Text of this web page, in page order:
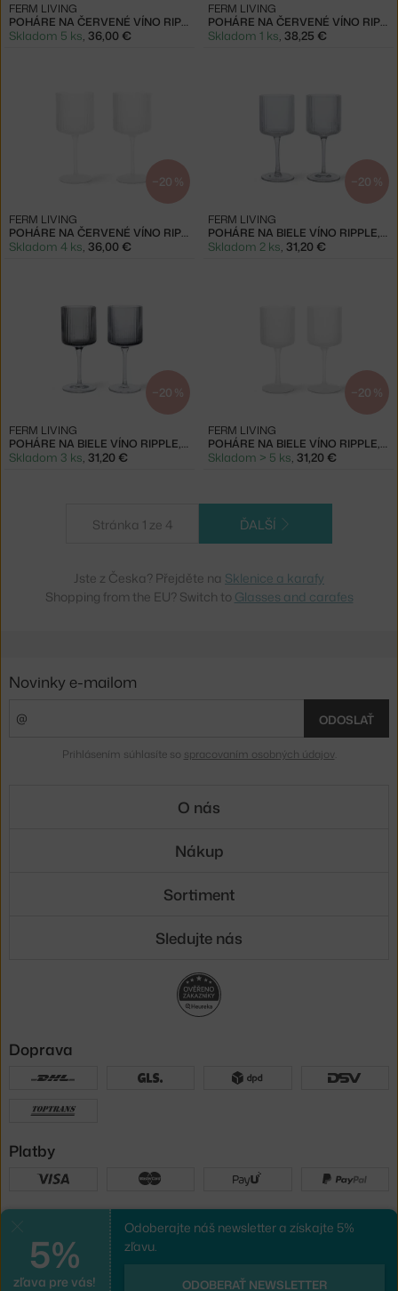
POHÁRE NA ČERVENÉ VÍNO RIPPLE, CLEAR
FERM LIVING
Skladom 5 ks, 36,00 €
POHÁRE NA ČERVENÉ VÍNO RIPPLE, SMOKED GREY
FERM LIVING
Skladom 1 ks, 38,25 €
−20 %
POHÁRE NA ČERVENÉ VÍNO RIPPLE, FROSTED
FERM LIVING
Skladom 4 ks, 36,00 €
−20 %
POHÁRE NA BIELE VÍNO RIPPLE, CLEAR
FERM LIVING
Skladom 2 ks, 31,20 €
−20 %
POHÁRE NA BIELE VÍNO RIPPLE, SMOKED GREY
FERM LIVING
Skladom 3 ks, 31,20 €
−20 %
POHÁRE NA BIELE VÍNO RIPPLE, FROSTED
FERM LIVING
Skladom > 5 ks, 31,20 €
Stránka 1 ze 4 ĎALŠÍ
Jste z Česka? Přejděte na Sklenice a karafy
Shopping from the EU? Switch to Glasses and carafes
5%
zľava pre vás!
Odoberajte náš newsletter a získajte 5%
zľavu.
ODOBERAŤ NEWSLETTER
Novinky e-mailom
ODOSLAŤ
Prihlásením súhlasíte so spracovaním osobných údajov.
O nás
Nákup
Sortiment
Sledujte nás
Doprava
Platby
Sme tu pre vás
e-shop na mieruod